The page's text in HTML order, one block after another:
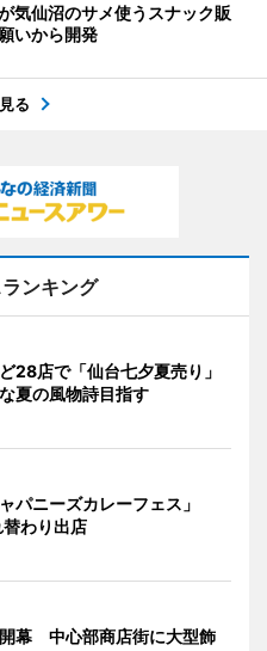
気仙沼のサメ使うスナック販
いから開発
る
ンキング
28店で「仙台七夕夏売り」
夏の風物詩目指す
パニーズカレーフェス」
わり出店
幕 中心部商店街に大型飾